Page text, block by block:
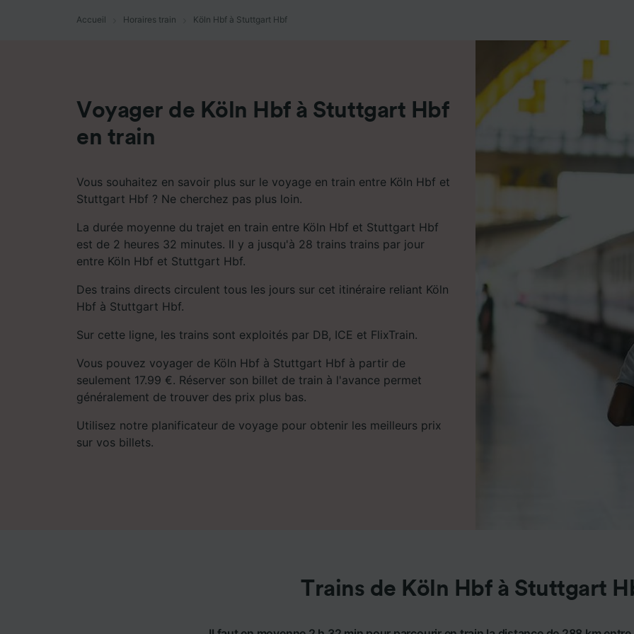
Accueil Horaires train Köln Hbf à Stuttgart Hbf
Voyager de Köln Hbf à Stuttgart Hbf
en train
Vous souhaitez en savoir plus sur le voyage en train entre Köln Hbf et
Stuttgart Hbf ? Ne cherchez pas plus loin.
La durée moyenne du trajet en train entre Köln Hbf et Stuttgart Hbf
est de 2 heures 32 minutes. Il y a jusqu'à 28 trains trains par jour
entre Köln Hbf et Stuttgart Hbf.
Des trains directs circulent tous les jours sur cet itinéraire reliant Köln
Hbf à Stuttgart Hbf.
Sur cette ligne, les trains sont exploités par DB, ICE et FlixTrain.
Vous pouvez voyager de Köln Hbf à Stuttgart Hbf à partir de
seulement 17.99 €. Réserver son billet de train à l'avance permet
généralement de trouver des prix plus bas.
Utilisez notre planificateur de voyage pour obtenir les meilleurs prix
sur vos billets.
Trains de Köln Hbf à Stuttgart
développement de services.
Liste de nos partenaires (fournisseurs)